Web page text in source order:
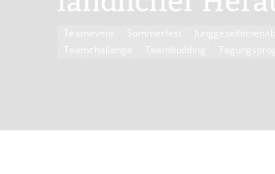
Teamevent Sommerfest
Teamchallenge
Teambuilding